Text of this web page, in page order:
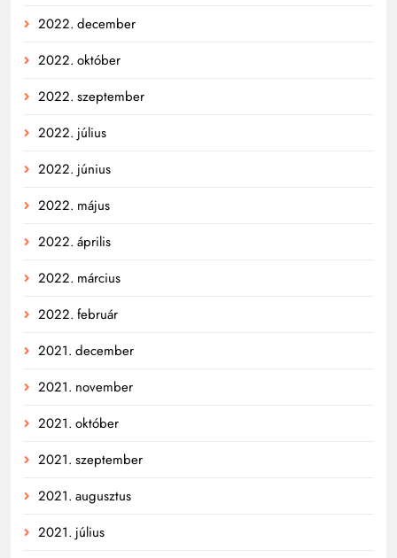
2022. december
2022. október
2022. szeptember
2022. július
2022. június
2022. május
2022. április
2022. március
2022. február
2021. december
2021. november
2021. október
2021. szeptember
2021. augusztus
2021. július